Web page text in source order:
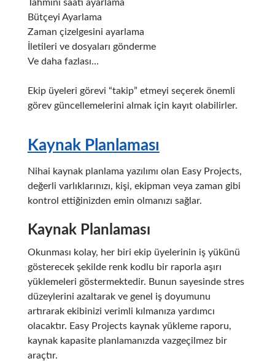
Tahmini saati ayarlama
Bütçeyi Ayarlama
Zaman çizelgesini ayarlama
İletileri ve dosyaları gönderme
Ve daha fazlası…
Ekip üyeleri görevi “takip” etmeyi seçerek önemli
görev güncellemelerini almak için kayıt olabilirler.
Kaynak Planlaması
Nihai kaynak planlama yazılımı olan Easy Projects,
değerli varlıklarınızı, kişi, ekipman veya zaman gibi
kontrol ettiğinizden emin olmanızı sağlar.
Kaynak Planlaması
Okunması kolay, her biri ekip üyelerinin iş yükünü
gösterecek şekilde renk kodlu bir raporla aşırı
yüklemeleri göstermektedir. Bunun sayesinde stres
düzeylerini azaltarak ve genel iş doyumunu
artırarak ekibinizi verimli kılmanıza yardımcı
olacaktır. Easy Projects kaynak yükleme raporu,
kaynak kapasite planlamanızda vazgeçilmez bir
araçtır.